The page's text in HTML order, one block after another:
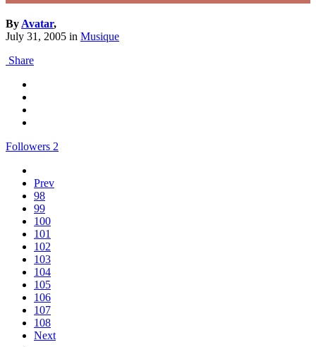
ByAvatar,
July 31, 2005 in Musique
Share
Followers 2
Prev
98
99
100
101
102
103
104
105
106
107
108
Next